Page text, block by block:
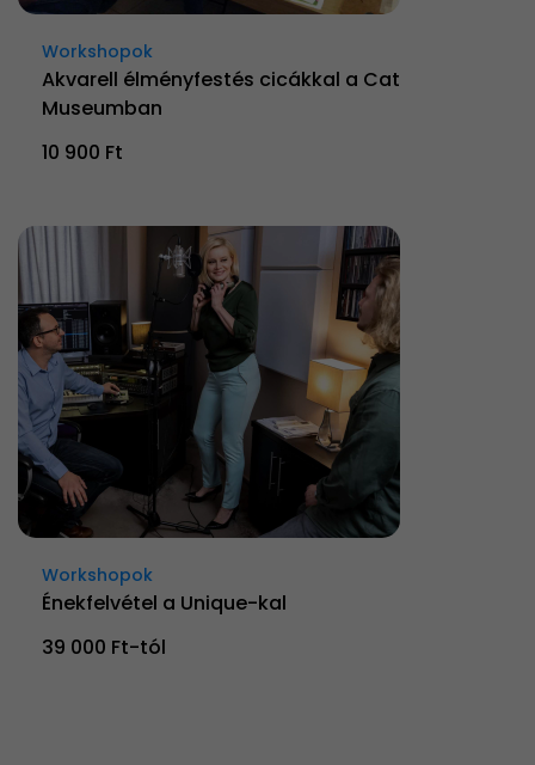
Workshopok
Akvarell élményfestés cicákkal a Cat
Museumban
10 900 Ft
Workshopok
Énekfelvétel a Unique-kal
39 000 Ft-tól